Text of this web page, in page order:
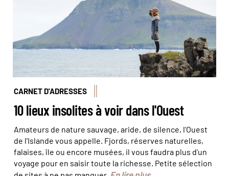
CARNET D'ADRESSES
10 lieux insolites à voir dans l'Ouest
Amateurs de nature sauvage, aride, de silence, l'Ouest
de l'Islande vous appelle. Fjords, réserves naturelles,
falaises, île ou encore musées, il vous faudra plus d'un
voyage pour en saisir toute la richesse. Petite sélection